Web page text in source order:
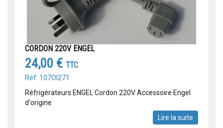
CORDON 220V ENGEL
24,00 € TTC
Réf: 107OI271
Réfrigérateurs ENGEL Cordon 220V Accessoire Engel
d'origine
Lire la suite